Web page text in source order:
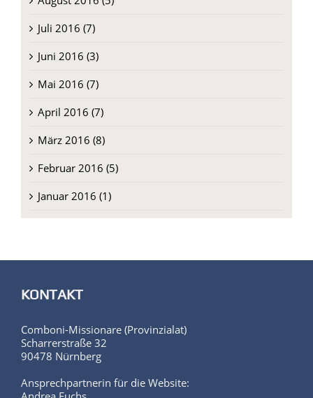
Juni 2016 (3)
Mai 2016 (7)
April 2016 (7)
März 2016 (8)
Februar 2016 (5)
Januar 2016 (1)
KONTAKT
Comboni-Missionare (Provinzialat)
90478 Nürnberg
Ansprechpartnerin für die Website:
andrea.fuchs@comboni.de
Tel. (0049) 7961 9055-44